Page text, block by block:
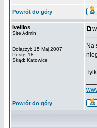
Powrót do góry
Ivellios
Site Admin
Dołączył: 15 Maj 2007
Posty: 18
Skąd: Katowice
Na
Powrót do góry